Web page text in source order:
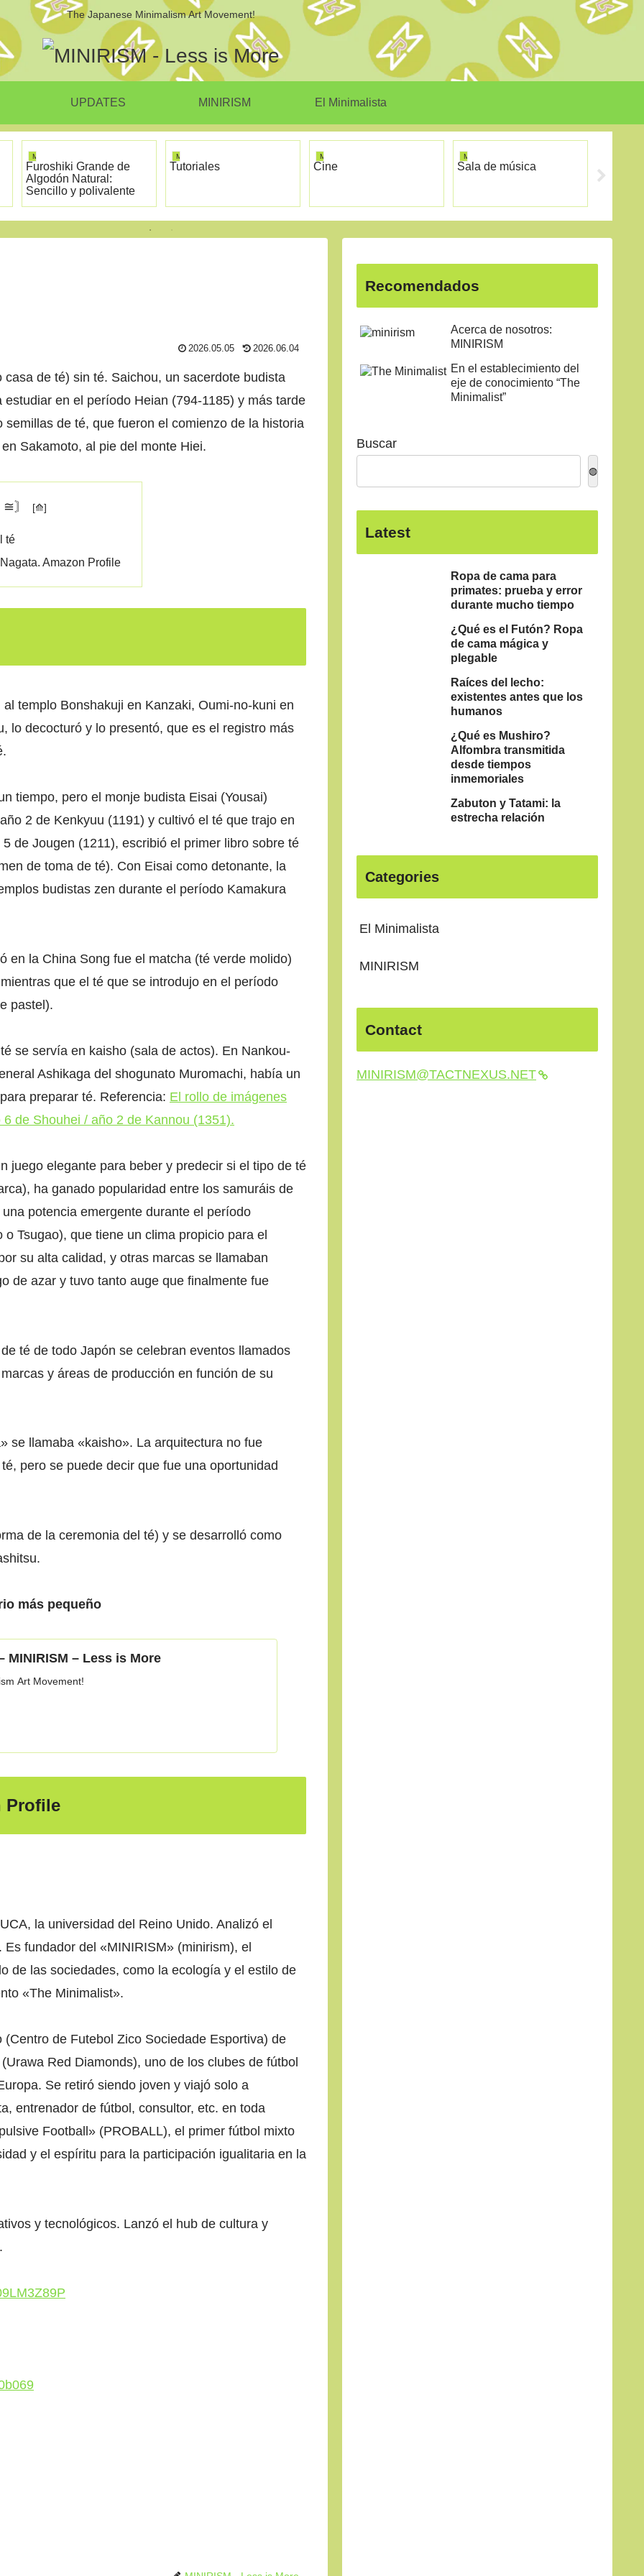
The Japanese Minimalism Art Movement!
UPDATES MINIRISM El Minimalista
MINIRISM
Furoshiki Grande de
Algodón Natural:
Sencillo y polivalente
MINIRISM
Tutoriales
MINIRISM
Cine
MINIRISM
Sala de música
2026.05.05 2026.06.04
de té) sin té. Saichou, un sacerdote budista
en el período Heian (794-1185) y más tarde
de té, que fueron el comienzo de la historia
Sakamoto, al pie del monte Hiei.
〙
té
Amazon Profile
templo Bonshakuji en Kanzaki, Oumi-no-kuni en
lo decocturó y lo presentó, que es el registro más
tiempo, pero el monje budista Eisai (Yousai)
2 de Kenkyuu (1191) y cultivó el té que trajo en
de Jougen (1211), escribió el primer libro sobre té
de toma de té). Con Eisai como detonante, la
budistas zen durante el período Kamakura
en la China Song fue el matcha (té verde molido)
que el té que se introdujo en el período
pastel).
se servía en kaisho (sala de actos). En Nankou-
Ashikaga del shogunato Muromachi, había un
preparar té. Referencia: El rollo de imágenes
de Shouhei / año 2 de Kannou (1351).
juego elegante para beber y predecir si el tipo de té
ha ganado popularidad entre los samuráis de
potencia emergente durante el período
Tsugao), que tiene un clima propicio para el
su alta calidad, y otras marcas se llamaban
de azar y tuvo tanto auge que finalmente fue
té de todo Japón se celebran eventos llamados
y áreas de producción en función de su
se llamaba «kaisho». La arquitectura no fue
pero se puede decir que fue una oportunidad
de la ceremonia del té) y se desarrolló como
más pequeño
MINIRISM – Less is More
Art Movement!
Profile
la universidad del Reino Unido. Analizó el
fundador del «MINIRISM» (minirism), el
de las sociedades, como la ecología y el estilo de
«The Minimalist».
de Futebol Zico Sociedade Esportiva) de
Red Diamonds), uno de los clubes de fútbol
Se retiró siendo joven y viajó solo a
entrenador de fútbol, consultor, etc. en toda
Football» (PROBALL), el primer fútbol mixto
y el espíritu para la participación igualitaria en la
y tecnológicos. Lanzó el hub de cultura y
Recomendados
Acerca de nosotros:
MINIRISM
En el establecimiento del
eje de conocimiento “The
Minimalist”
Buscar
◍
Latest
Ropa de cama para
primates: prueba y error
durante mucho tiempo
¿Qué es el Futón? Ropa
de cama mágica y
plegable
Raíces del lecho:
existentes antes que los
humanos
¿Qué es Mushiro?
Alfombra transmitida
desde tiempos
inmemoriales
Zabuton y Tatami: la
estrecha relación
Categories
El Minimalista
MINIRISM
Contact
MINIRISM@TACTNEXUS.NET